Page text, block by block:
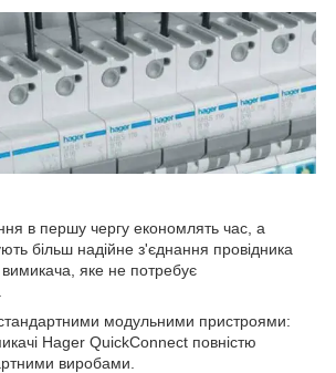
в першу чергу економлять час, а
більш надійне з'єднання провідника
вимикача, яке не потребує
стандартними модульними пристроями:
Hager QuickConnect повністю
виробами.